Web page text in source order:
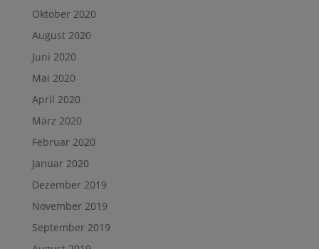
Oktober 2020
August 2020
Juni 2020
Mai 2020
April 2020
März 2020
Februar 2020
Januar 2020
Dezember 2019
November 2019
September 2019